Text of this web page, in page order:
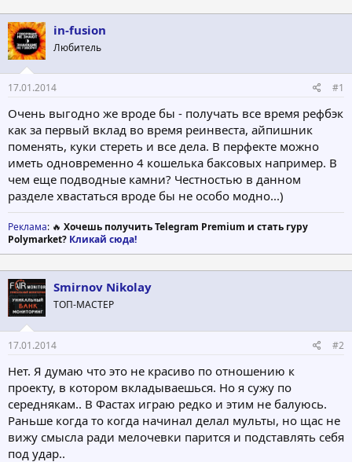
т
о
р
т
е
м
ы
т
а
а
ч
л
а
in-fusion
Любитель
17.01.2014 #1
Очень выгодно же вроде бы - получать все время рефбэк
как за первый вклад во время реинвеста, айпишник
поменять, куки стереть и все дела. В перфекте можно
иметь одновременно 4 кошелька баксовых например. В
чем еще подводные камни? Честностью в данном
разделе хвастаться вроде бы не особо модно...)
Реклама: 🔥 Хочешь получить Telegram Premium и стать гуру
Polymarket? Кликай сюда!
Smirnov Nikolay
ТОП-МАСТЕР
17.01.2014 #2
Нет. Я думаю что это не красиво по отношению к
проекту, в котором вкладываешься. Но я сужу по
середнякам.. В Фастах играю редко и этим не балуюсь.
Раньше когда то когда начинал делал мульты, но щас не
вижу смысла ради мелочевки парится и подставлять себя
под удар..